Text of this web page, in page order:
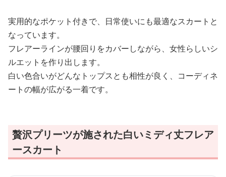
実用的なポケット付きで、日常使いにも最適なスカートと
なっています。
フレアーラインが腰回りをカバーしながら、女性らしいシ
ルエットを作り出します。
白い色合いがどんなトップスとも相性が良く、コーディネ
ートの幅が広がる一着です。
贅沢プリーツが施された白いミディ丈フレア
ースカート